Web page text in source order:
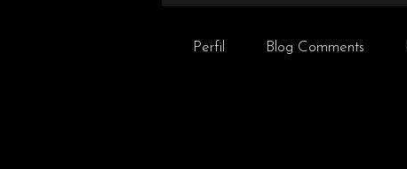
Perfil Blog Comments